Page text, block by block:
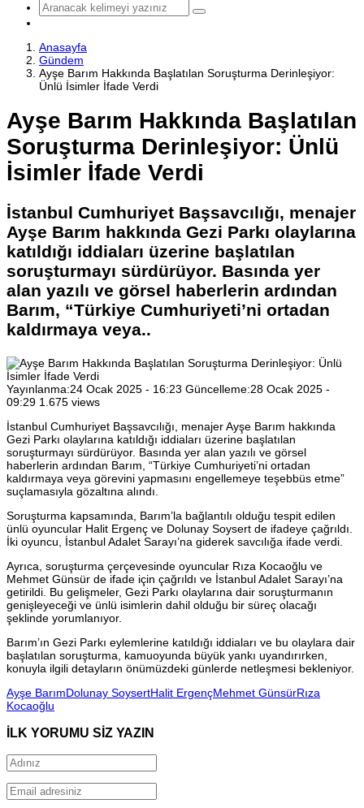
Anasayfa
Gündem
Ayşe Barım Hakkında Başlatılan Soruşturma Derinleşiyor:
Ünlü İsimler İfade Verdi
Ayşe Barım Hakkında Başlatılan
Soruşturma Derinleşiyor: Ünlü
İsimler İfade Verdi
İstanbul Cumhuriyet Başsavcılığı, menajer
Ayşe Barım hakkında Gezi Parkı olaylarına
katıldığı iddiaları üzerine başlatılan
soruşturmayı sürdürüyor. Basında yer
alan yazılı ve görsel haberlerin ardından
Barım, “Türkiye Cumhuriyeti’ni ortadan
kaldırmaya veya..
Yayınlanma:24 Ocak 2025 - 16:23 Güncelleme:28 Ocak 2025 -
09:29 1.675 views
İstanbul Cumhuriyet Başsavcılığı, menajer Ayşe Barım hakkında
Gezi Parkı olaylarına katıldığı iddiaları üzerine başlatılan
soruşturmayı sürdürüyor. Basında yer alan yazılı ve görsel
haberlerin ardından Barım, “Türkiye Cumhuriyeti’ni ortadan
kaldırmaya veya görevini yapmasını engellemeye teşebbüs etme”
suçlamasıyla gözaltına alındı.
Soruşturma kapsamında, Barım’la bağlantılı olduğu tespit edilen
ünlü oyuncular Halit Ergenç ve Dolunay Soysert de ifadeye çağrıldı.
İki oyuncu, İstanbul Adalet Sarayı’na giderek savcılığa ifade verdi.
Ayrıca, soruşturma çerçevesinde oyuncular Rıza Kocaoğlu ve
Mehmet Günsür de ifade için çağrıldı ve İstanbul Adalet Sarayı’na
getirildi. Bu gelişmeler, Gezi Parkı olaylarına dair soruşturmanın
genişleyeceği ve ünlü isimlerin dahil olduğu bir süreç olacağı
şeklinde yorumlanıyor.
Barım’ın Gezi Parkı eylemlerine katıldığı iddiaları ve bu olaylara dair
başlatılan soruşturma, kamuoyunda büyük yankı uyandırırken,
konuyla ilgili detayların önümüzdeki günlerde netleşmesi bekleniyor.
Ayşe BarımDolunay SoysertHalit ErgençMehmet GünsürRıza
Kocaoğlu
İLK YORUMU SİZ YAZIN